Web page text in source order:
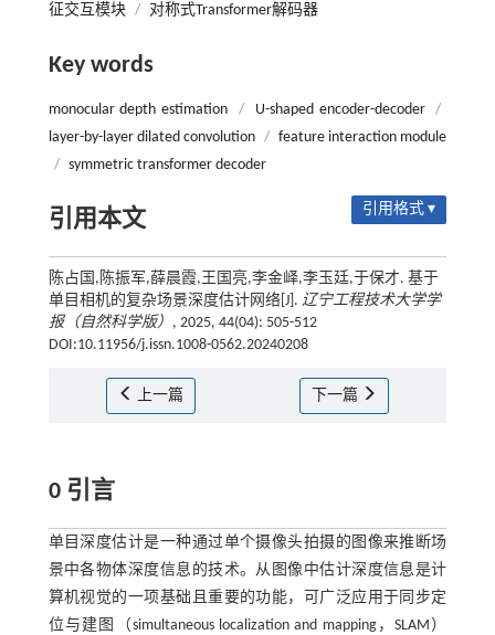
征交互模块 / 对称式Transformer解码器
Key words
monocular depth estimation / U-shaped encoder-decoder
/
layer-by-layer dilated convolution / feature interaction module
/ symmetric transformer decoder
引用本文 引用格式 ▾
陈占国,陈振军,薛晨霞,王国亮,李金峄,李玉廷,于保才. 基于
单目相机的复杂场景深度估计网络[J]. 辽宁工程技术大学学
报（自然科学版） , 2025, 44(04): 505-512
DOI:10.11956/j.issn.1008-0562.20240208
上一篇 下一篇
0 引言
单目深度估计是一种通过单个摄像头拍摄的图像来推断场
景中各物体深度信息的技术。从图像中估计深度信息是计
算机视觉的一项基础且重要的功能，可广泛应用于同步定
位与建图（simultaneous localization and mapping，SLAM）